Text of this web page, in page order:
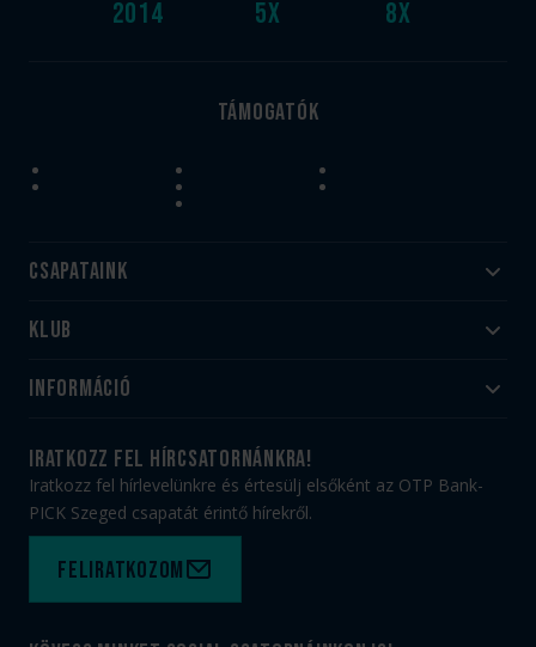
2014 5x 8x
Támogatók
Csapataink
Felnőtt
Utánpótlás
Klub
#HandballFamily
Munkatársaink
PICK Aréna
Sajtóakkreditáció
Információ
Jegy- és bérletvásárlás
Webshop
Adatvédelem
Felhasználási feltételek
iratkozz fel hírcsatornánkra!
Iratkozz fel hírlevelünkre és értesülj elsőként az OTP Bank-
PICK Szeged csapatát érintő hírekről.
Feliratkozom